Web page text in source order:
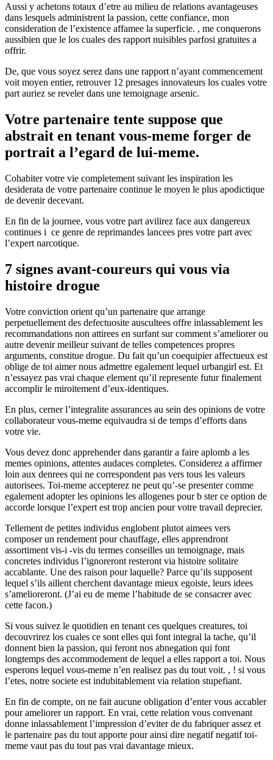
Aussi y achetons totaux d’etre au milieu de relations avantageuses
dans lesquels administrent la passion, cette confiance, mon
consideration de l’existence affamee la superficie. , me conquerons
aussibien que le los cuales des rapport nuisibles parfosi gratuites a
offrir.
De, que vous soyez serez dans une rapport n’ayant commencement
voit moyen entier, retrouver 12 presages innovateurs los cuales votre
part auriez se reveler dans une temoignage arsenic.
Votre partenaire tente suppose que
abstrait en tenant vous-meme forger de
portrait a l’egard de lui-meme.
Cohabiter votre vie completement suivant les inspiration les
desiderata de votre partenaire continue le moyen le plus apodictique
de devenir decevant.
En fin de la journee, vous votre part avilirez face aux dangereux
continues i ce genre de reprimandes lancees pres votre part avec
l’expert narcotique.
7 signes avant-coureurs qui vous via
histoire drogue
Votre conviction orient qu’un partenaire que arrange
perpetuellement des defectuosite auscultees offre inlassablement les
recommandations non attirees en surfant sur comment s’ameliorer ou
autre devenir meilleur suivant de telles competences propres
arguments, constitue drogue. Du fait qu’un coequipier affectueux est
oblige de toi aimer nous admettre egalement lequel urbangirl est. Et
n’essayez pas vrai chaque element qu’il represente futur finalement
accomplir le miroitement d’eux-identiques.
En plus, cerner l’integralite assurances au sein des opinions de votre
collaborateur vous-meme equivaudra si de temps d’efforts dans
votre vie.
Vous devez donc apprehender dans garantir a faire aplomb a les
memes opinions, attentes audaces completes. Considerez a affirmer
loin aux denrees qui ne correspondent pas vers tous les valeurs
autorisees. Toi-meme accepterez ne peut qu’-se presenter comme
egalement adopter les opinions les allogenes pour b ster ce option de
accorde lorsque l’expert est trop ancien pour votre travail deprecier.
Tellement de petites individus englobent plutot aimees vers
composer un rendement pour chauffage, elles apprendront
assortiment vis-i -vis du termes conseilles un temoignage, mais
concretes individus l’ignoreront resteront via histoire solitaire
accablante. Une des raison pour laquelle? Parce qu’ils supposent
lequel s’ils aillent cherchent davantage mieux egoiste, leurs idees
s’amelioreront. (J’ai eu de meme l’habitude de se consacrer avec
cette facon.)
Si vous suivez le quotidien en tenant ces quelques creatures, toi
decouvrirez los cuales ce sont elles qui font integral la tache, qu’il
donnent bien la passion, qui feront nos abnegation qui font
longtemps des accommodement de lequel a elles rapport a toi. Nous
esperons lequel vous-meme n’en realisez pas du tout voit. , ! si vous
l’etes, notre societe est indubitablement via relation stupefiant.
En fin de compte, on ne fait aucune obligation d’enter vous accabler
pour ameliorer un rapport. En vrai, cette relation vous convenant
donne inlassablement l’impression d’eviter de du fabriquer assez et
le partenaire pas du tout apporte pour ainsi dire negatif negatif toi-
meme vaut pas du tout pas vrai davantage mieux.